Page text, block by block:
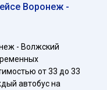
Воронеж -
- Волжский
от 33 до 33
автобус на